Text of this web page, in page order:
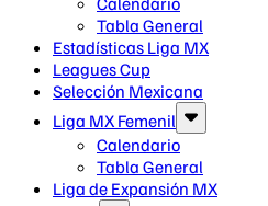
Tabla General
Estadísticas Liga MX
Leagues Cup
Selección Mexicana
Liga MX Femenil
Calendario
Tabla General
Liga de Expansión MX